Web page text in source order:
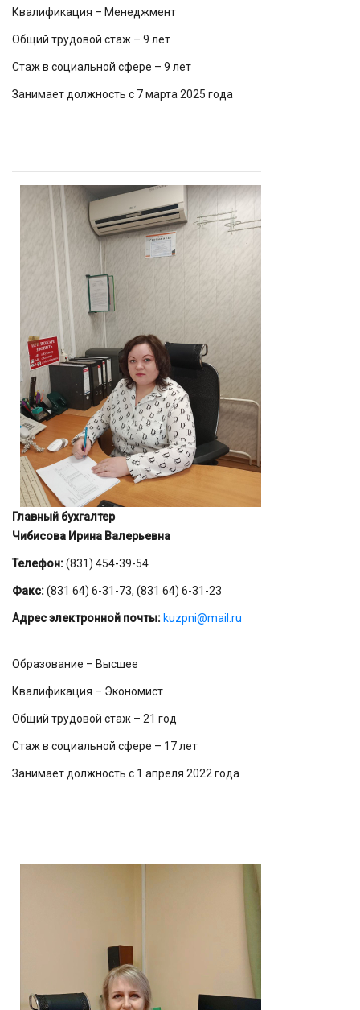
Квалификация – Менеджмент
Общий трудовой стаж – 9 лет
Стаж в социальной сфере – 9 лет
Занимает должность с 7 марта 2025 года
Главный бухгалтер
Чибисова Ирина Валерьевна
Телефон:(831) 454-39-54
Факс:(831 64) 6-31-73, (831 64) 6-31-23
Адрес электронной почты: kuzpni@mail.ru
Образование – Высшее
Квалификация – Экономист
Общий трудовой стаж – 21 год
Стаж в социальной сфере – 17 лет
Занимает должность с 1 апреля 2022 года